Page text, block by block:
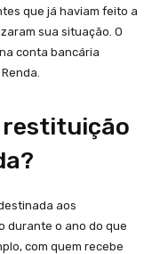
que já haviam feito a
sua situação. O
conta bancária
restituição
aos
durante o ano do que
com quem recebe